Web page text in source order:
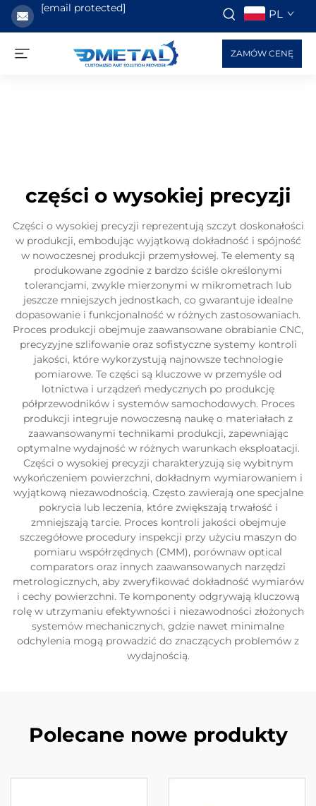
[email protected] PL
ZAMÓW CENĘ
części o wysokiej precyzji
Części o wysokiej precyzji reprezentują szczyt doskonałości
w produkcji, embodując wyjątkową dokładność i spójność
w nowoczesnej produkcji przemysłowej. Te elementy są
produkowane zgodnie z bardzo ściśle określonymi
tolerancjami, zwykle mierzonymi w mikrometrach lub
jeszcze mniejszych jednostkach, co gwarantuje idealne
dopasowanie i funkcjonalność w różnych zastosowaniach.
Proces produkcji obejmuje zaawansowane obrabianie CNC,
precyzyjne szlifowanie oraz sofistyczne systemy kontroli
jakości, które wykorzystują najnowsze technologie
pomiarowe. Te części są kluczowe w przemyśle od
lotnictwa i urządzeń medycznych po produkcję
półprzewodników i systemów samochodowych. Proces
produkcji integruje nowoczesną naukę o materiałach z
zaawansowanymi technikami produkcji, zapewniając
optymalne wydajność w różnych warunkach eksploatacji.
Części o wysokiej precyzji charakteryzują się wybitnym
wykończeniem powierzchni, dokładnym wymiarowaniem i
wyjątkową niezawodnością. Często zawierają one specjalne
pokrycia lub leczenia, które zwiększają trwałość i
zmniejszają tarcie. Proces kontroli jakości obejmuje
szczegółowe procedury inspekcji przy użyciu maszyn do
pomiaru współrzędnych (CMM), porównaw optical
comparators oraz innych zaawansowanych narzędzi
metrologicznych, aby zweryfikować dokładność wymiarów
i cechy powierzchni. Te komponenty odgrywają kluczową
rolę w utrzymaniu efektywności i niezawodności złożonych
systemów mechanicznych, gdzie nawet minimalne
odchylenia mogą prowadzić do znaczących problemów z
wydajnością.
Polecane nowe produkty